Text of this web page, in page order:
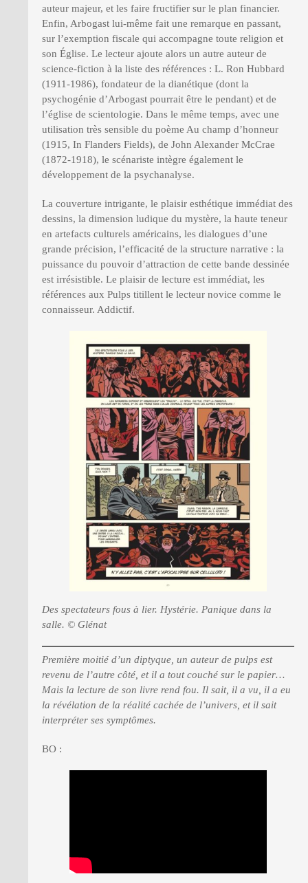
auteur majeur, et les faire fructifier sur le plan financier.
Enfin, Arbogast lui-même fait une remarque en passant,
sur l’exemption fiscale qui accompagne toute religion et
son Église. Le lecteur ajoute alors un autre auteur de
science-fiction à la liste des références : L. Ron Hubbard
(1911-1986), fondateur de la dianétique (dont la
psychogénie d’Arbogast pourrait être le pendant) et de
l’église de scientologie. Dans le même temps, avec une
utilisation très sensible du poème Au champ d’honneur
(1915, In Flanders Fields), de John Alexander McCrae
(1872-1918), le scénariste intègre également le
développement de la psychanalyse.
La couverture intrigante, le plaisir esthétique immédiat des
dessins, la dimension ludique du mystère, la haute teneur
en artefacts culturels américains, les dialogues d’une
grande précision, l’efficacité de la structure narrative : la
puissance du pouvoir d’attraction de cette bande dessinée
est irrésistible. Le plaisir de lecture est immédiat, les
références aux Pulps titillent le lecteur novice comme le
connaisseur. Addictif.
Des spectateurs fous à lier. Hystérie. Panique dans la
salle. © Glénat
Première moitié d’un diptyque, un auteur de pulps est
revenu de l’autre côté, et il a tout couché sur le papier…
Mais la lecture de son livre rend fou. Il sait, il a vu, il a eu
la révélation de la réalité cachée de l’univers, et il sait
interpréter ses symptômes.
BO :